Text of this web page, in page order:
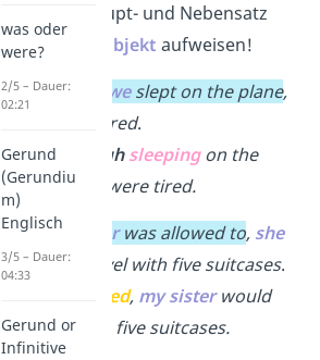
nur, wenn Haupt- und Nebensatz
dasgleiche Subjekt aufweisen!
Although
weslept on the plane,
were tired.
→Althoughsleepingon the
plane,
were tired.
Ifmy sisterwas allowed to, she
would travel with five suitcases.
allowed,my sisterwould
travel with five suitcases.
was oder
were?
2/5 – Dauer:
02:21
Gerund
(Gerundiu
m)
Englisch
3/5 – Dauer:
04:33
Gerund or
Infinitive